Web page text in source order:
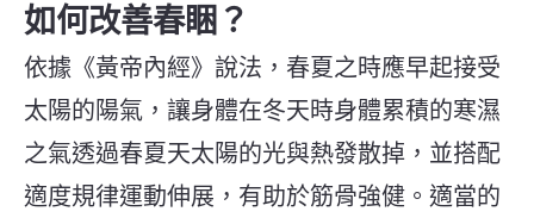
如何改善春睏？
依據《黃帝內經》說法，春夏之時應早起接受
太陽的陽氣，讓身體在冬天時身體累積的寒濕
之氣透過春夏天太陽的光與熱發散掉，並搭配
適度規律運動伸展，有助於筋骨強健。適當的